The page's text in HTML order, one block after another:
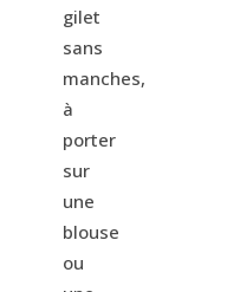
gilet
sans
manches,
à
porter
sur
une
blouse
ou